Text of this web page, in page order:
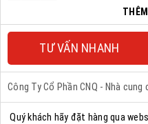
TƯ VẤN NHANH
Công Ty Cổ Phần CNQ - Nhà
Quý khách hãy đặt hàng qua